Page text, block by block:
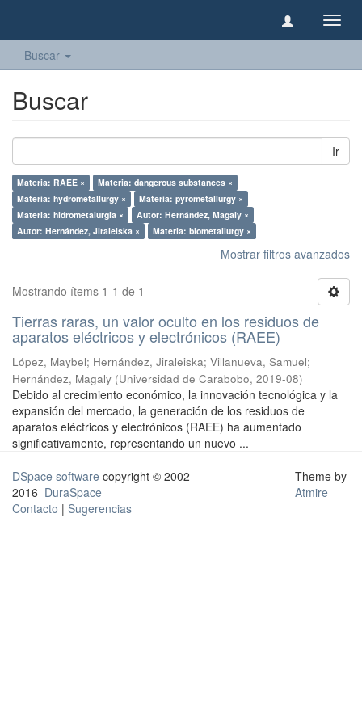
Buscar
Buscar
Ir
Materia: RAEE ×
Materia: dangerous substances ×
Materia: hydrometallurgy ×
Materia: pyrometallurgy ×
Materia: hidrometalurgia ×
Autor: Hernández, Magaly ×
Autor: Hernández, Jiraleiska ×
Materia: biometallurgy ×
Mostrar filtros avanzados
Mostrando ítems 1-1 de 1
Tierras raras, un valor oculto en los residuos de
aparatos eléctricos y electrónicos (RAEE)
López, Maybel; Hernández, Jiraleiska; Villanueva, Samuel;
Hernández, Magaly (Universidad de Carabobo, 2019-08)
Debido al crecimiento económico, la innovación tecnológica y la
expansión del mercado, la generación de los residuos de
aparatos eléctricos y electrónicos (RAEE) ha aumentado
significativamente, representando un nuevo ...
DSpace software copyright © 2002-
2016 DuraSpace
Contacto | Sugerencias
Theme by
Atmire